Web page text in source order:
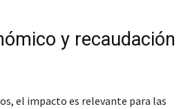
y recaudación
el impacto es relevante para las